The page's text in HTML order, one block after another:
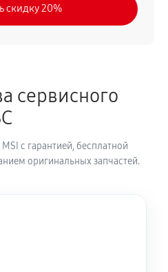
скидку 20%
сервисного
с гарантией, бесплатной
оригинальных запчастей.